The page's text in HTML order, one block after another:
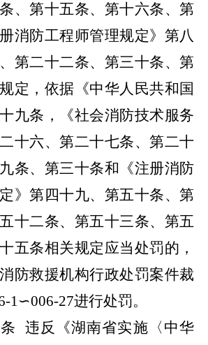
、第十五条、第十六条、第
消防工程师管理规定》第八
第二十二条、第三十条、第
定，依据《中华人民共和国
九条，《社会消防技术服务
十六、第二十七条、第二十
条、第三十条和《注册消防
》第四十九、第五十条、第
十二条、第五十三条、第五
五条相关规定应当处罚的，
防救援机构行政处罚案件裁
1∽006-27进行处罚。
违反《湖南省实施 〈中华